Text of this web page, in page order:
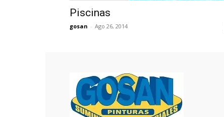
Piscinas
gosan - Ago 26, 2014